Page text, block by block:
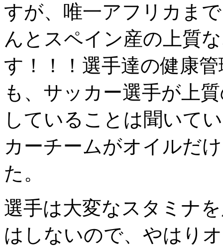
すが、唯一アフリカま
んとスペイン産の上質
す！！！選手達の健康
も、サッカー選手が上
していることは聞いて
カーチームがオイルだ
た。
選手は大変なスタミナ
はしないので、やはり